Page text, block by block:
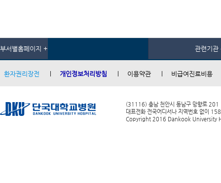
부서별홈페이지 + 관련기관
환자권리장전 개인정보처리방침 이용약관 비급여진료비용
(31116) 충남 천안시 동남구 망향로 201
대표전화 전국어디서나 지역번호 없이
Copyright 2016 Dankook University